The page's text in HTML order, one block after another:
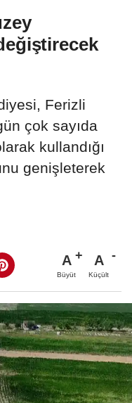
Ferizli
çok sayıda
kullandığı
genişleterek
A
Büyüt
A
Küçült